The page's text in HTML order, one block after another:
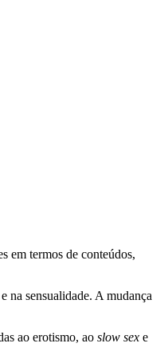
em termos de conteúdos,
na sensualidade. A mudança
ao erotismo, ao slow sex e